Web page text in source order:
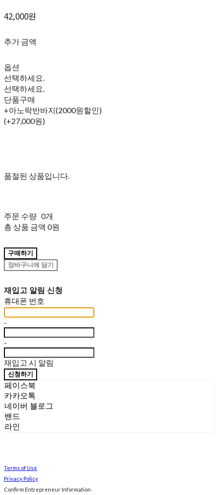
42,000원
추가 금액
옵션
선택하세요.
선택하세요.
단품구매
+아노락반바지(2000원할인)
(+27,000원)
품절된 상품입니다.
주문 수량 0개
총 상품 금액 0원
구매하기
장바구니에 담기
재입고 알림 신청
휴대폰 번호
-
-
재입고 시 알림
신청하기
페이스북
카카오톡
네이버 블로그
밴드
라인
Terms of Use
Privacy Policy
Confirm Entrepreneur Information